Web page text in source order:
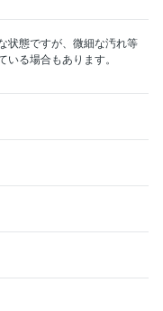
状態ですが、微細な汚れ等
いる場合もあります。